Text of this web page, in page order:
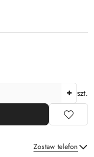
szt.
Zostaw telefon